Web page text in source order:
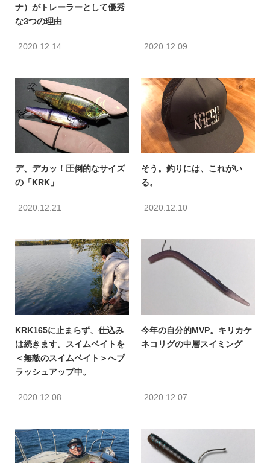
ナ）がトレーラーとして優秀
な3つの理由
2020.12.14 2020.12.09
デ、デカッ！圧倒的なサイズ
の「KRK」
2020.12.21
そう。釣りには、これがい
る。
2020.12.10
KRK165に止まらず、仕込み
は続きます。スイムベイトを
＜無敵のスイムベイト＞へブ
ラッシュアップ中。
2020.12.08
今年の自分的MVP。キリカケ
ネコリグの中層スイミング
2020.12.07